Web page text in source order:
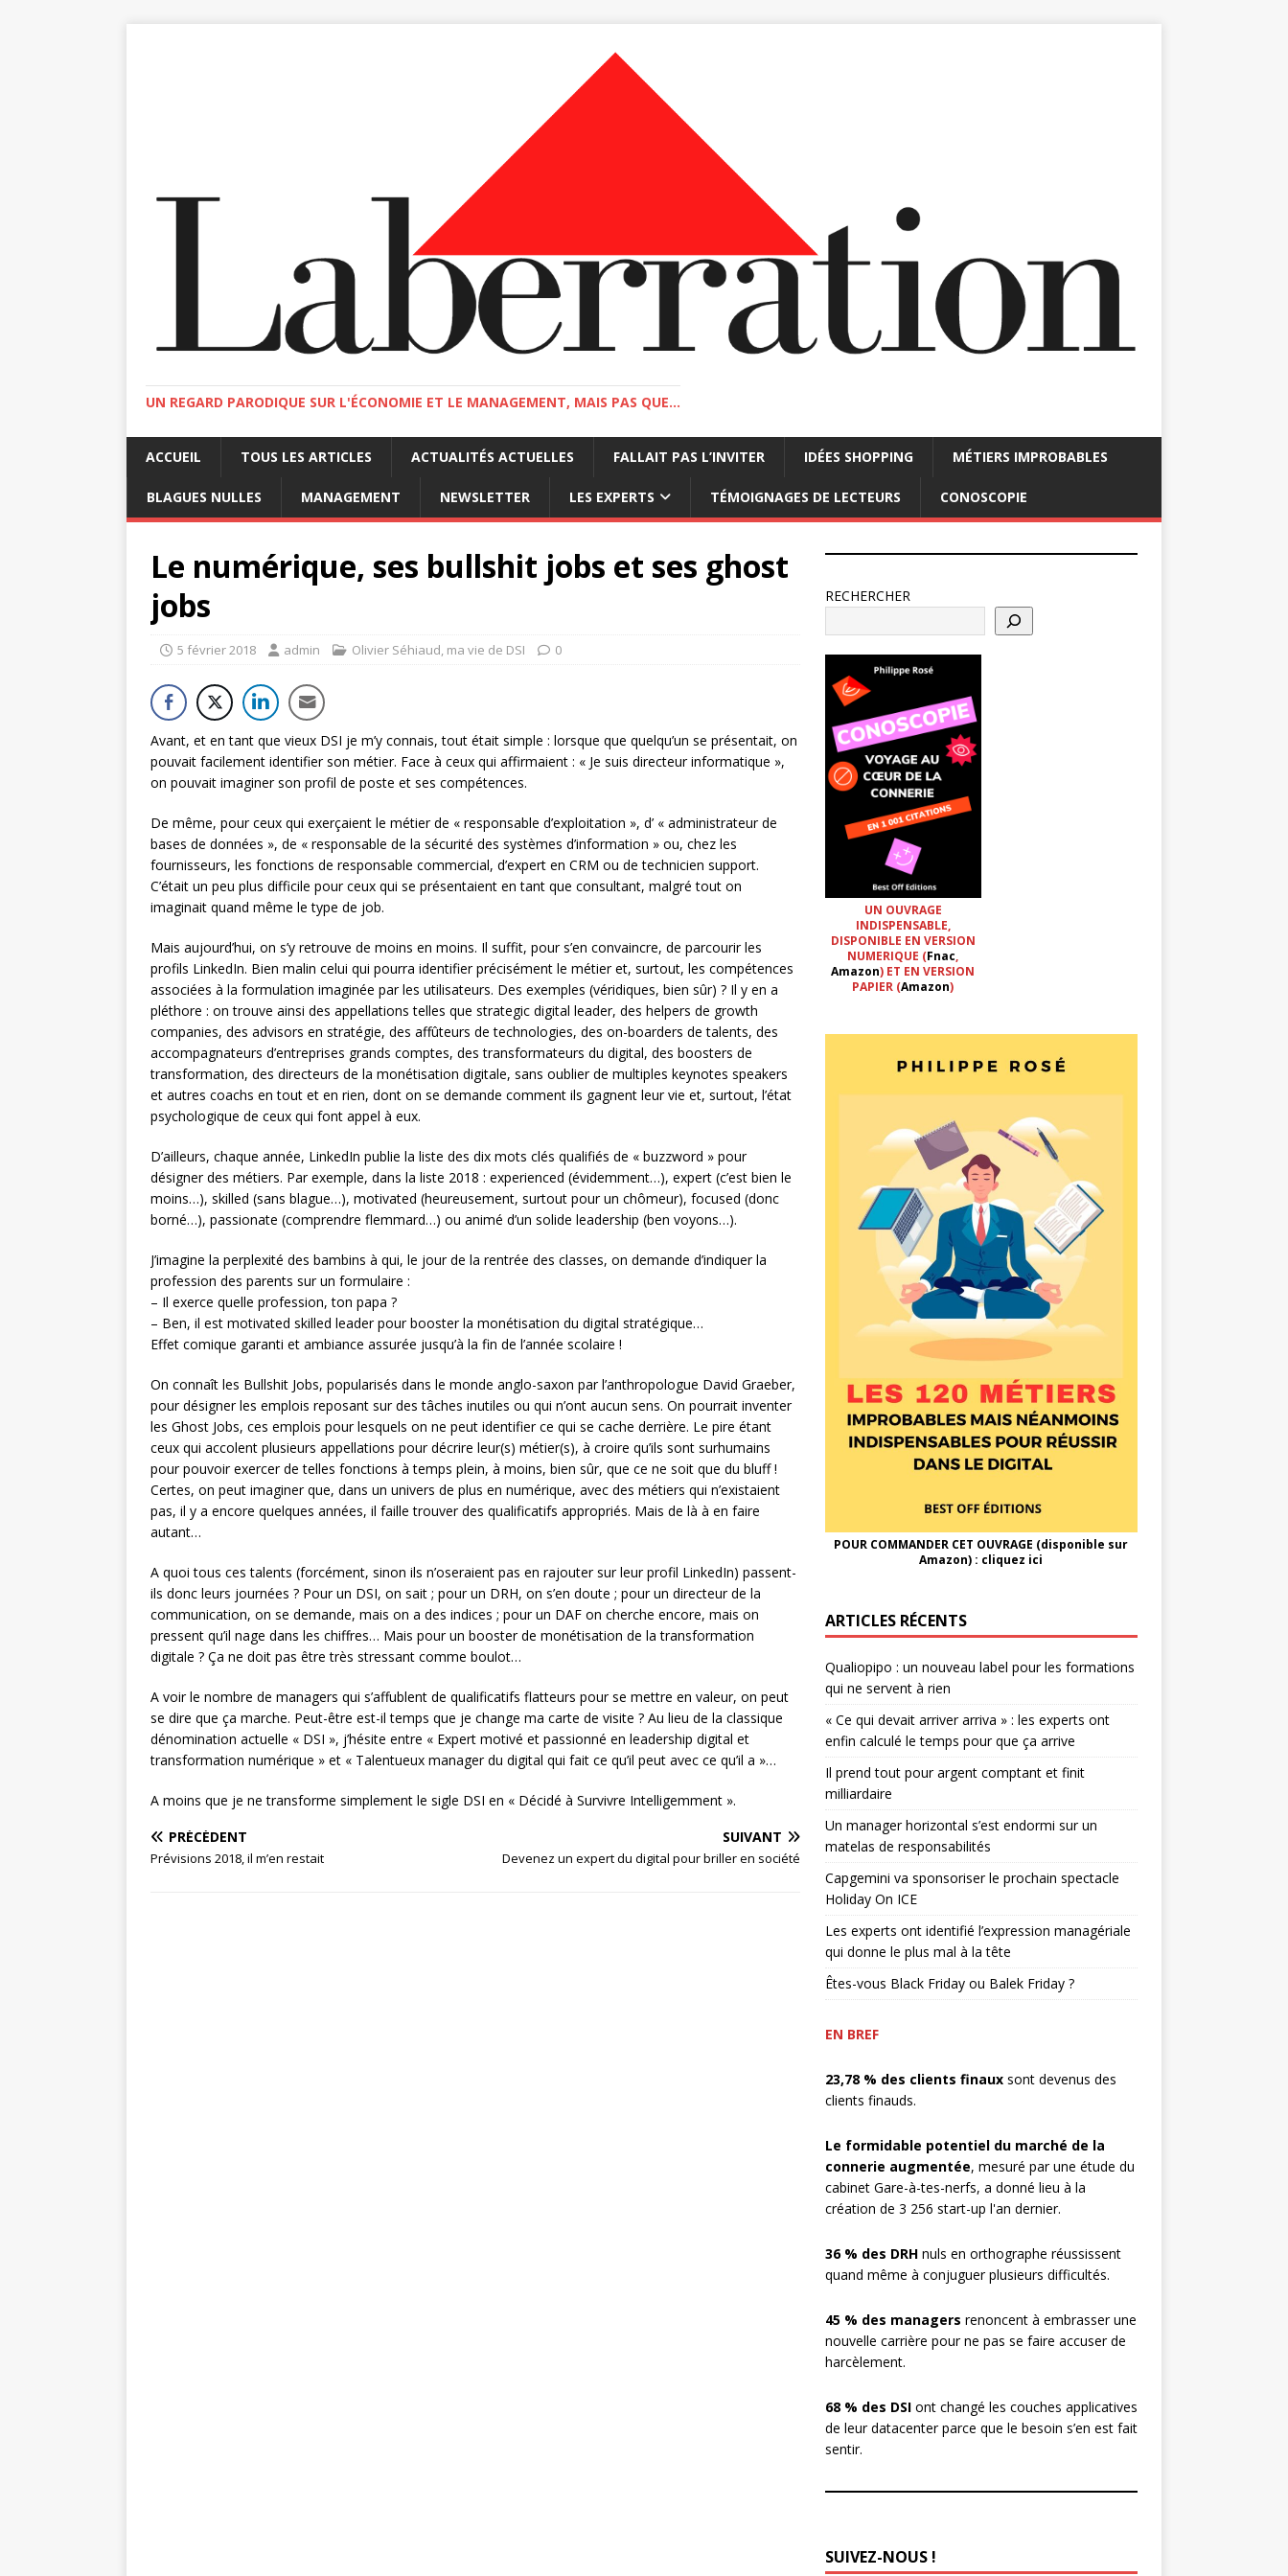
UN REGARD PARODIQUE SUR L'ÉCONOMIE ET LE MANAGEMENT, MAIS PAS QUE...
ACCUEIL TOUS LES ARTICLES ACTUALITÉS ACTUELLES FALLAIT PAS L’INVITER IDÉES SHOPPING MÉTIERS IMPROBABLES
BLAGUES NULLES MANAGEMENT NEWSLETTER LES EXPERTS TÉMOIGNAGES DE LECTEURS CONOSCOPIE
Le numérique, ses bullshit jobs et ses ghost
jobs
5 février 2018 admin Olivier Séhiaud, ma vie de DSI 0
Avant, et en tant que vieux DSI je m’y connais, tout était simple : lorsque que quelqu’un se présentait, on
pouvait facilement identifier son métier. Face à ceux qui affirmaient : « Je suis directeur informatique »,
on pouvait imaginer son profil de poste et ses compétences.
De même, pour ceux qui exerçaient le métier de « responsable d’exploitation », d’ « administrateur de
bases de données », de « responsable de la sécurité des systèmes d’information » ou, chez les
fournisseurs, les fonctions de responsable commercial, d’expert en CRM ou de technicien support.
C’était un peu plus difficile pour ceux qui se présentaient en tant que consultant, malgré tout on
imaginait quand même le type de job.
Mais aujourd’hui, on s’y retrouve de moins en moins. Il suffit, pour s’en convaincre, de parcourir les
profils LinkedIn. Bien malin celui qui pourra identifier précisément le métier et, surtout, les compétences
associées à la formulation imaginée par les utilisateurs. Des exemples (véridiques, bien sûr) ? Il y en a
pléthore : on trouve ainsi des appellations telles que strategic digital leader, des helpers de growth
companies, des advisors en stratégie, des affûteurs de technologies, des on-boarders de talents, des
accompagnateurs d’entreprises grands comptes, des transformateurs du digital, des boosters de
transformation, des directeurs de la monétisation digitale, sans oublier de multiples keynotes speakers
et autres coachs en tout et en rien, dont on se demande comment ils gagnent leur vie et, surtout, l’état
psychologique de ceux qui font appel à eux.
D’ailleurs, chaque année, LinkedIn publie la liste des dix mots clés qualifiés de « buzzword » pour
désigner des métiers. Par exemple, dans la liste 2018 : experienced (évidemment…), expert (c’est bien le
moins…), skilled (sans blague…), motivated (heureusement, surtout pour un chômeur), focused (donc
borné…), passionate (comprendre flemmard…) ou animé d’un solide leadership (ben voyons…).
J’imagine la perplexité des bambins à qui, le jour de la rentrée des classes, on demande d’indiquer la
profession des parents sur un formulaire :
– Il exerce quelle profession, ton papa ?
– Ben, il est motivated skilled leader pour booster la monétisation du digital stratégique…
Effet comique garanti et ambiance assurée jusqu’à la fin de l’année scolaire !
On connaît les Bullshit Jobs, popularisés dans le monde anglo-saxon par l’anthropologue David Graeber,
pour désigner les emplois reposant sur des tâches inutiles ou qui n’ont aucun sens. On pourrait inventer
les Ghost Jobs, ces emplois pour lesquels on ne peut identifier ce qui se cache derrière. Le pire étant
ceux qui accolent plusieurs appellations pour décrire leur(s) métier(s), à croire qu’ils sont surhumains
pour pouvoir exercer de telles fonctions à temps plein, à moins, bien sûr, que ce ne soit que du bluff !
Certes, on peut imaginer que, dans un univers de plus en numérique, avec des métiers qui n’existaient
pas, il y a encore quelques années, il faille trouver des qualificatifs appropriés. Mais de là à en faire
autant…
A quoi tous ces talents (forcément, sinon ils n’oseraient pas en rajouter sur leur profil LinkedIn) passent-
ils donc leurs journées ? Pour un DSI, on sait ; pour un DRH, on s’en doute ; pour un directeur de la
communication, on se demande, mais on a des indices ; pour un DAF on cherche encore, mais on
pressent qu’il nage dans les chiffres… Mais pour un booster de monétisation de la transformation
digitale ? Ça ne doit pas être très stressant comme boulot…
A voir le nombre de managers qui s’affublent de qualificatifs flatteurs pour se mettre en valeur, on peut
se dire que ça marche. Peut-être est-il temps que je change ma carte de visite ? Au lieu de la classique
dénomination actuelle « DSI », j’hésite entre « Expert motivé et passionné en leadership digital et
transformation numérique » et « Talentueux manager du digital qui fait ce qu’il peut avec ce qu’il a »…
A moins que je ne transforme simplement le sigle DSI en « Décidé à Survivre Intelligemment ».
PRÉCÉDENT
Prévisions 2018, il m’en restait
SUIVANT
Devenez un expert du digital pour briller en société
RECHERCHER
UN OUVRAGE
INDISPENSABLE,
DISPONIBLE EN VERSION
NUMERIQUE (Fnac,
Amazon) ET EN VERSION
PAPIER (Amazon)
POUR COMMANDER CET OUVRAGE (disponible sur
Amazon) : cliquez ici
ARTICLES RÉCENTS
Qualiopipo : un nouveau label pour les formations
qui ne servent à rien
« Ce qui devait arriver arriva » : les experts ont
enfin calculé le temps pour que ça arrive
Il prend tout pour argent comptant et finit
milliardaire
Un manager horizontal s’est endormi sur un
matelas de responsabilités
Capgemini va sponsoriser le prochain spectacle
Holiday On ICE
Les experts ont identifié l’expression managériale
qui donne le plus mal à la tête
Êtes-vous Black Friday ou Balek Friday ?
EN BREF
23,78 % des clients finaux sont devenus des
clients finauds.
Le formidable potentiel du marché de la
connerie augmentée, mesuré par une étude du
cabinet Gare-à-tes-nerfs, a donné lieu à la
création de 3 256 start-up l'an dernier.
36 % des DRH nuls en orthographe réussissent
quand même à conjuguer plusieurs difficultés.
45 % des managers renoncent à embrasser une
nouvelle carrière pour ne pas se faire accuser de
harcèlement.
68 % des DSI ont changé les couches applicatives
de leur datacenter parce que le besoin s’en est fait
sentir.
SUIVEZ-NOUS !